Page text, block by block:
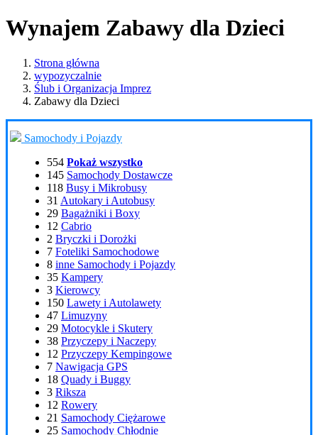
Wynajem Zabawy dla Dzieci
Strona główna
wypozyczalnie
Ślub i Organizacja Imprez
Zabawy dla Dzieci
Samochody i Pojazdy
554 Pokaż wszystko
145 Samochody Dostawcze
118 Busy i Mikrobusy
31 Autokary i Autobusy
29 Bagażniki i Boxy
12 Cabrio
2 Bryczki i Dorożki
7 Foteliki Samochodowe
8 inne Samochody i Pojazdy
35 Kampery
3 Kierowcy
150 Lawety i Autolawety
47 Limuzyny
29 Motocykle i Skutery
38 Przyczepy i Naczepy
12 Przyczepy Kempingowe
7 Nawigacja GPS
18 Quady i Buggy
3 Riksza
12 Rowery
21 Samochody Ciężarowe
25 Samochody Chłodnie